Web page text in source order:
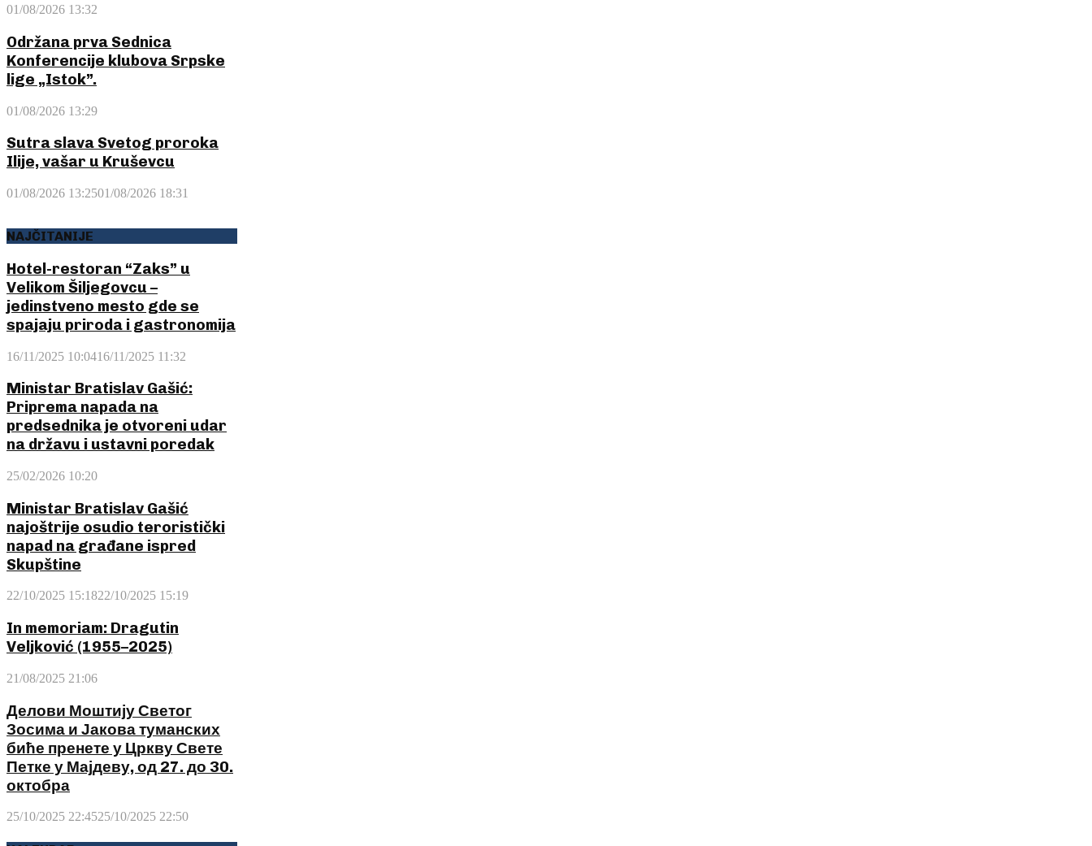
01/08/2026 13:32
Održana prva Sednica
Konferencije klubova Srpske
lige „Istok”.
01/08/2026 13:29
Sutra slava Svetog proroka
Ilije, vašar u Kruševcu
01/08/2026 13:2501/08/2026 18:31
NAJČITANIJE
Hotel-restoran “Zaks” u
Velikom Šiljegovcu –
jedinstveno mesto gde se
spajaju priroda i gastronomija
16/11/2025 10:0416/11/2025 11:32
Ministar Bratislav Gašić:
Priprema napada na
predsednika je otvoreni udar
na državu i ustavni poredak
25/02/2026 10:20
Ministar Bratislav Gašić
najoštrije osudio teroristički
napad na građane ispred
Skupštine
22/10/2025 15:1822/10/2025 15:19
In memoriam: Dragutin
Veljković (1955–2025)
21/08/2025 21:06
Делови Моштију Светог
Зосима и Јакова туманских
биће пренете у Цркву Свете
Петке у Мајдеву, од 27. до 30.
октобра
25/10/2025 22:4525/10/2025 22:50